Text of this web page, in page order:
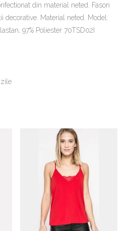
din material neted. Fason
decorative. Material neted. Model:
97% Poliester 70TSD02I
zile